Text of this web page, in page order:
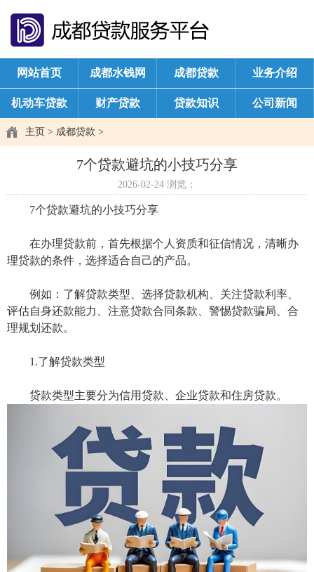
网站首页 成都水钱网 成都贷款 业务介绍
机动车贷款 财产贷款 贷款知识 公司新闻
主页 > 成都贷款 >
7个贷款避坑的小技巧分享
2026-02-24 浏览：
7个贷款避坑的小技巧分享
在办理贷款前，首先根据个人资质和征信情况，清晰办
理贷款的条件，选择适合自己的产品。
例如：了解贷款类型、选择贷款机构、关注贷款利率、
评估自身还款能力、注意贷款合同条款、警惕贷款骗局、合
理规划还款。
1.了解贷款类型
贷款类型主要分为信用贷款、企业贷款和住房贷款。